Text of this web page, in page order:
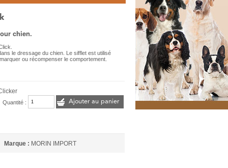
chien.
le dressage du chien. Le sifflet est utilisé
ou récompenser le comportement.
Quantité : Ajouter au panier
Marque : MORIN IMPORT